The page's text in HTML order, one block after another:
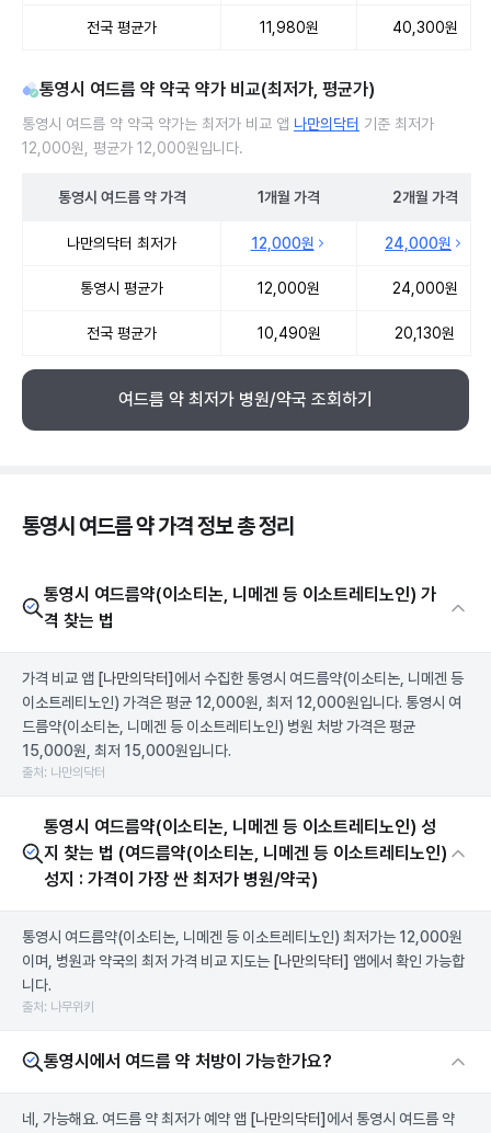
전국 평균가 11,980원 40,300원
통영시 여드름 약 약국 약가 비교(최저가, 평균가)
통영시 여드름 약 약국 약가는 최저가 비교 앱 나만의닥터 기준 최저가
12,000원, 평균가 12,000원입니다.
통영시 여드름 약가격 1개월 가격 2개월 가격
나만의닥터 최저가 12,000원 24,000원
통영시 평균가 12,000원 24,000원
전국 평균가 10,490원 20,130원
여드름 약 최저가 병원/약국 조회하기
통영시 여드름 약 가격 정보 총 정리
통영시 여드름약(이소티논, 니메겐 등 이소트레티노인) 가
격 찾는 법
가격 비교 앱 [나만의닥터] 에서 수집한 통영시 여드름약(이소티논, 니메겐 등
이소트레티노인) 가격은 평균 12,000원, 최저 12,000원입니다. 통영시 여
드름약(이소티논, 니메겐 등 이소트레티노인) 병원 처방 가격은 평균
15,000원, 최저 15,000원입니다.
출처: 나만의닥터
통영시 여드름약(이소티논, 니메겐 등 이소트레티노인) 성
지 찾는 법 (여드름약(이소티논, 니메겐 등 이소트레티노인)
성지 : 가격이 가장 싼 최저가 병원/약국)
통영시 여드름약(이소티논, 니메겐 등 이소트레티노인) 최저가는 12,000원
이며, 병원과 약국의 최저 가격 비교 지도는 [나만의닥터] 앱에서 확인 가능합
니다.
출처: 나무위키
통영시에서 여드름 약 처방이 가능한가요?
네, 가능해요. 여드름 약 최저가 예약 앱 [나만의닥터] 에서 통영시 여드름 약